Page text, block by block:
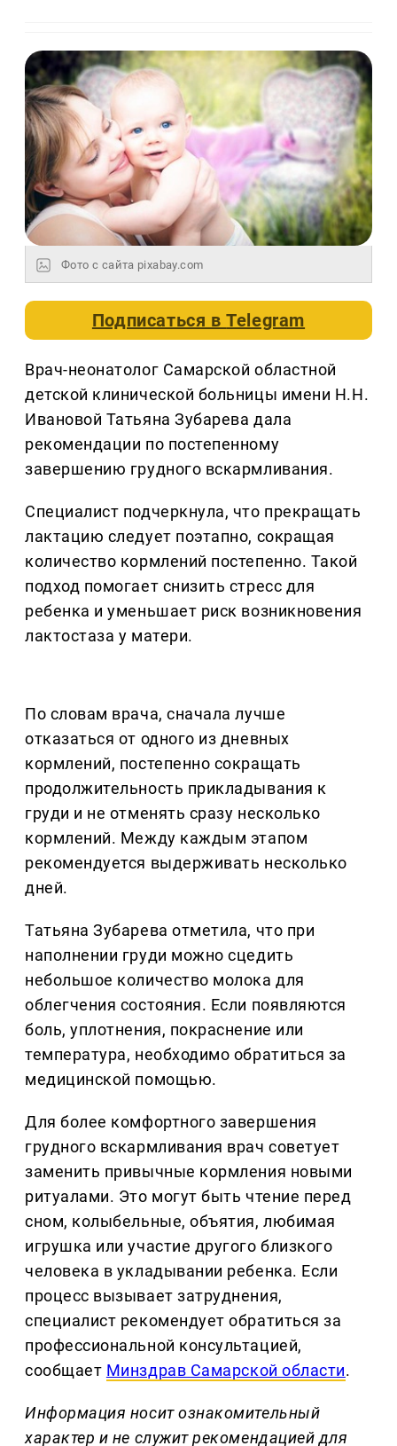
Фото с сайта pixabay.com
Подписаться вTelegram
Врач-неонатолог Самарской областной
детской клинической больницы имени Н.Н.
Ивановой Татьяна Зубарева дала
рекомендации по постепенному
завершению грудного вскармливания.
Специалист подчеркнула, что прекращать
лактацию следует поэтапно, сокращая
количество кормлений постепенно. Такой
подход помогает снизить стресс для
ребенка и уменьшает риск возникновения
лактостаза у матери.
По словам врача, сначала лучше
отказаться от одного из дневных
кормлений, постепенно сокращать
продолжительность прикладывания к
груди и не отменять сразу несколько
кормлений. Между каждым этапом
рекомендуется выдерживать несколько
дней.
Татьяна Зубарева отметила, что при
наполнении груди можно сцедить
небольшое количество молока для
облегчения состояния. Если появляются
боль, уплотнения, покраснение или
температура, необходимо обратиться за
медицинской помощью.
Для более комфортного завершения
грудного вскармливания врач советует
заменить привычные кормления новыми
ритуалами. Это могут быть чтение перед
сном, колыбельные, объятия, любимая
игрушка или участие другого близкого
человека в укладывании ребенка. Если
процесс вызывает затруднения,
специалист рекомендует обратиться за
профессиональной консультацией,
сообщает Минздрав Самарской области.
Информация носит ознакомительный
характер и не служит рекомендацией для